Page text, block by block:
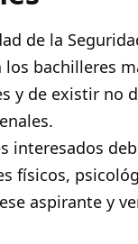
de la
bachilleres
y de existir no
interesados
físicos,
aspirante y